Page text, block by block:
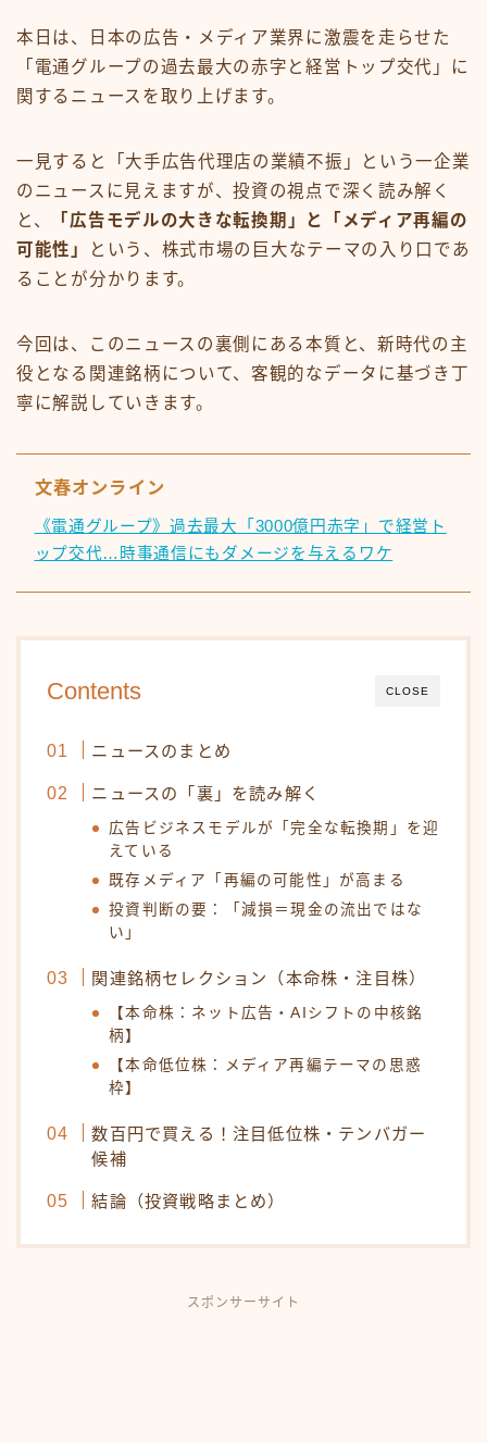
本日は、日本の広告・メディア業界に激震を走らせた
「電通グループの過去最大の赤字と経営トップ交代」に
関するニュースを取り上げます。
一見すると「大手広告代理店の業績不振」という一企業
のニュースに見えますが、投資の視点で深く読み解く
と、
「広告モデルの大きな転換期」と「メディア再編の
可能性」
という、株式市場の巨大なテーマの入り口であ
ることが分かります。
今回は、このニュースの裏側にある本質と、新時代の主
役となる関連銘柄について、客観的なデータに基づき丁
寧に解説していきます。
文春オンライン
《電通グループ》過去最大「3000億円赤字」で経営ト
ップ交代…時事通信にもダメージを与えるワケ
CLOSE
Contents
ニュースのまとめ
ニュースの「裏」を読み解く
広告ビジネスモデルが「完全な転換期」を迎
えている
既存メディア「再編の可能性」が高まる
投資判断の要：「減損＝現金の流出ではな
い」
関連銘柄セレクション（本命株・注目株）
【本命株：ネット広告・AIシフトの中核銘
柄】
【本命低位株：メディア再編テーマの思惑
枠】
数百円で買える！注目低位株・テンバガー
候補
結論（投資戦略まとめ）
スポンサーサイト